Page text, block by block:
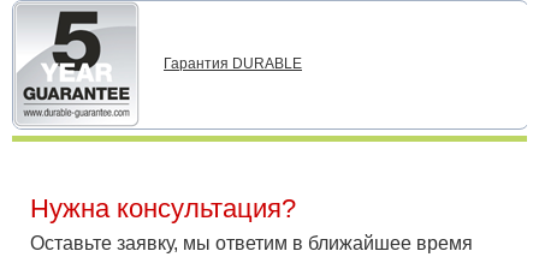
Гарантия DURABLE
Нужна консультация?
Оставьте заявку, мы ответим в ближайшее время